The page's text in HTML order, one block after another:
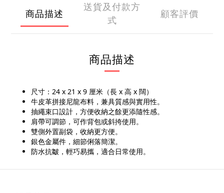
商品描述
送貨及付款方
式
顧客評價
商品描述
尺寸：24 x 21 x 9 厘米（長 x 高 x 闊）
牛皮革拼接尼龍布料，兼具質感與實用性。
抽繩束口設計，方便收納之餘更添隨性感。
肩帶可調節，可作背包或斜挎使用。
雙側外置副袋，收納更方便。
銀色金屬件，細節俐落簡潔。
防水抗皺，輕巧易攜，適合日常使用。